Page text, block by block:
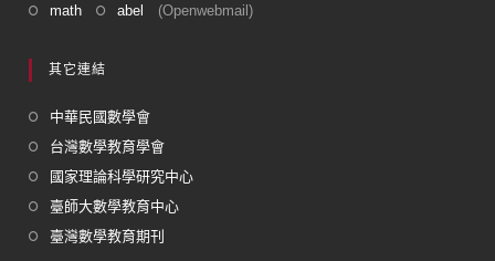
math
abel (Openwebmail)
其它連結
中華民國數學會
台灣數學教育學會
國家理論科學研究中心
臺師大數學教育中心
臺灣數學教育期刊